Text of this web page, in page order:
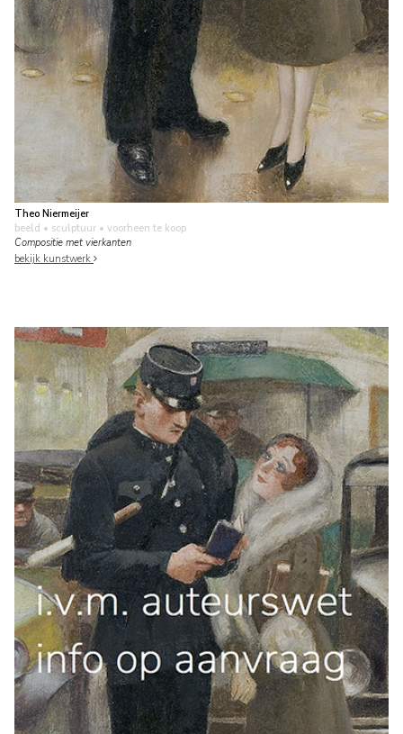
Theo Niermeijer
beeld • sculptuur • voorheen te koop
Compositie met vierkanten
bekijk kunstwerk